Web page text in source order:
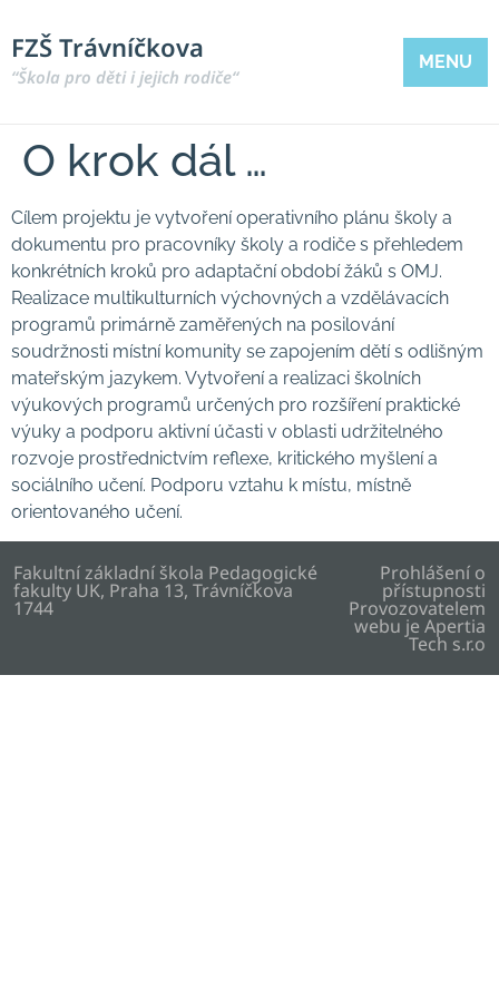
FZŠ Trávníčkova
“Škola pro děti i jejich rodiče“
MENU
O krok dál …
Cílem projektu je vytvoření operativního plánu školy a
dokumentu pro pracovníky školy a rodiče s přehledem
konkrétních kroků pro adaptační období žáků s OMJ.
Realizace multikulturních výchovných a vzdělávacích
programů primárně zaměřených na posilování
soudržnosti místní komunity se zapojením dětí s odlišným
mateřským jazykem. Vytvoření a realizaci školních
výukových programů určených pro rozšíření praktické
výuky a podporu aktivní účasti v oblasti udržitelného
rozvoje prostřednictvím reflexe, kritického myšlení a
sociálního učení. Podporu vztahu k místu, místně
orientovaného učení.
Fakultní základní škola Pedagogické
fakulty UK, Praha 13, Trávníčkova
1744
Prohlášení o
přístupnosti
Provozovatelem
webu je Apertia
Tech s.r.o